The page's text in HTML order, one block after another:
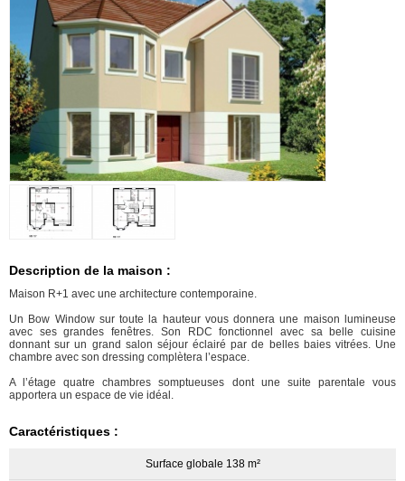
Description de la maison :
Maison R+1 avec une architecture contemporaine.
Un Bow Window sur toute la hauteur vous donnera une maison lumineuse
avec ses grandes fenêtres. Son RDC fonctionnel avec sa belle cuisine
donnant sur un grand salon séjour éclairé par de belles baies vitrées. Une
chambre avec son dressing complètera l’espace.
A l’étage quatre chambres somptueuses dont une suite parentale vous
apportera un espace de vie idéal.
Caractéristiques :
Surface globale 138 m²